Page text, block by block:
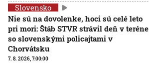
Slovensko
Nie sú na dovolenke, hoci sú celé leto
pri mori: Štáb STVR strávil deň v teréne
so slovenskými policajtami v
Chorvátsku
7. 8. 2026, 7:00:00